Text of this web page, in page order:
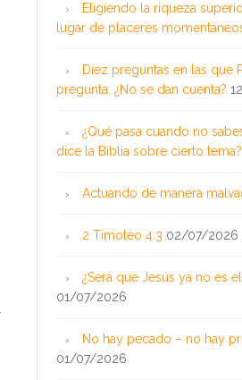
Eligiendo la riqueza
lugar de placeres
Diez preguntas en las que
pregunta: ¿No se dan cuenta?
¿Qué pasa cuando no
dice la Biblia sobre cierto tema?
Actuando de manera
2 Timoteo 4:3 02/07/2026
¿Será que Jesús ya no es
01/07/2026
No hay pecado – no hay
01/07/2026